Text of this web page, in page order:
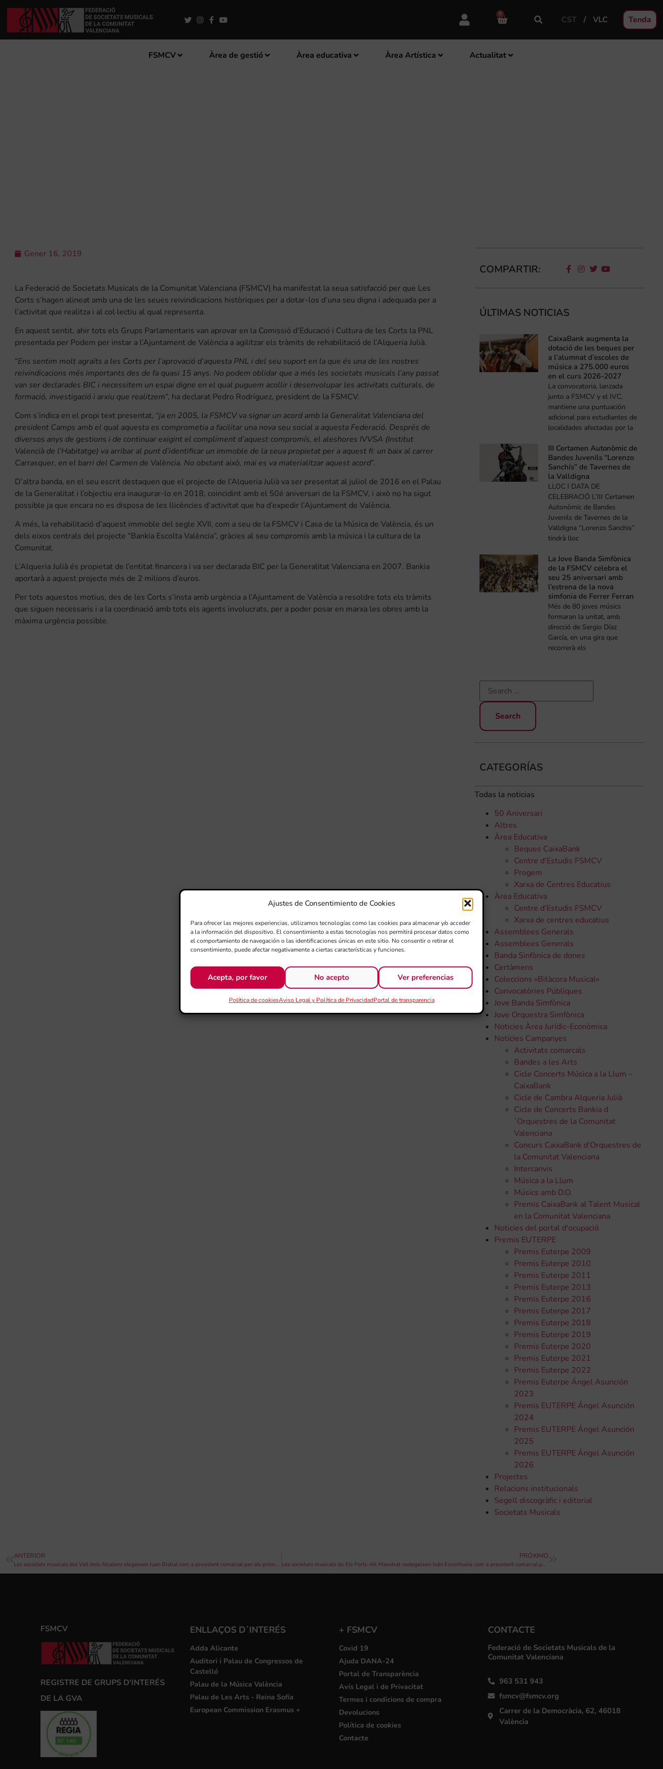
Ajustes de Consentimiento de Cookies
Para ofrecer las mejores experiencias, utilizamos tecnologías como las cookies para almacenar y/o acceder
a la información del dispositivo. El consentimiento a estas tecnologías nos permitirá procesar datos como
el comportamiento de navegación o las identificaciones únicas en este sitio. No consentir o retirar el
consentimiento, puede afectar negativamente a ciertas características y funciones.
Acepta, por favor No acepto Ver preferencias
Política de cookiesAviso Legal y Política de PrivacidadPortal de transparencia
0
CST VLC Tenda
FSMCV Àrea de gestió Àrea educativa Àrea Artística Actualitat
Gener 16, 2019
La Federació de Societats Musicals de la Comunitat Valenciana (FSMCV) ha manifestat la seua satisfacció per que Les
Corts s’hagen alineat amb una de les seues reivindicacions històriques per a dotar-los d’una seu digna i adequada per a
l’activitat que realitza i al col·lectiu al qual representa.
En aquest sentit, ahir tots els Grups Parlamentaris van aprovar en la Comissió d’Educació i Cultura de les Corts la PNL
presentada per Podem per instar a l’Ajuntament de València a agilitzar els tràmits de rehabilitació de l’Alqueria Julià.
“Ens sentim molt agraïts a les Corts per l’aprovació d’aquesta PNL i del seu suport en la que és una de les nostres
reivindicacions més importants des de fa quasi 15 anys. No podem oblidar que a més les societats musicals l’any passat
van ser declarades BIC i necessitem un espai digne en el qual puguem acollir i desenvolupar les activitats culturals, de
formació, investigació i arxiu que realitzem”, ha declarat Pedro Rodríguez, president de la FSMCV.
Com s’indica en el propi text presentat, “ja en 2005, la FSMCV va signar un acord amb la Generalitat Valenciana del
president Camps amb el qual aquesta es comprometia a facilitar una nova seu social a aquesta Federació. Després de
diversos anys de gestions i de continuar exigint el compliment d’aquest compromís, el aleshores IVVSA (Institut
Valencià de l’Habitatge) va arribar al punt d’identificar un immoble de la seua propietat per a aquest fi: un baix al carrer
Carrasquer, en el barri del Carmen de València. No obstant això, mai es va materialitzar aquest acord”.
D’altra banda, en el seu escrit destaquen que el projecte de l’Alqueria Julià va ser presentat al juliol de 2016 en el Palau
de la Generalitat i l’objectiu era inaugurar-lo en 2018, coincidint amb el 50é aniversari de la FSMCV, i això no ha sigut
possible ja que encara no es disposa de les llicències d’activitat que ha d’expedir l’Ajuntament de València.
A més, la rehabilitació d’aquest immoble del segle XVII, com a seu de la FSMCV i Casa de la Música de València, és un
dels eixos centrals del projecte “Bankia Escolta València”, gràcies al seu compromís amb la música i la cultura de la
Comunitat.
L’Alqueria Julià és propietat de l’entitat financera i va ser declarada BIC per la Generalitat Valenciana en 2007. Bankia
aportarà a aquest projecte més de 2 milions d’euros.
Per tots aquestos motius, des de les Corts s’insta amb urgència a l’Ajuntament de València a resoldre tots els tràmits
que siguen necessaris i a la coordinació amb tots els agents involucrats, per a poder posar en marxa les obres amb la
màxima urgència possible.
COMPARTIR:
ÚLTIMAS NOTICIAS
CaixaBank augmenta la
dotació de les beques per
a l’alumnat d’escoles de
música a 275.000 euros
en el curs 2026-2027
La convocatoria, lanzada
junto a FSMCV y el IVC,
mantiene una puntuación
adicional para estudiantes de
localidades afectadas por la
III Certamen Autonòmic de
Bandes Juvenils “Lorenzo
Sanchís” de Tavernes de
la Valldigna
LLOC I DATA DE
CELEBRACIÓ L’III Certamen
Autonòmic de Bandes
Juvenils de Tavernes de la
Valldigna “Lorenzo Sanchis”
tindrà lloc
La Jove Banda Simfònica
de la FSMCV celebra el
seu 25 aniversari amb
l’estrena de la nova
simfonia de Ferrer Ferran
Més de 80 joves músics
formaran la unitat, amb
direcció de Sergio Díaz
García, en una gira que
recorrerà els
CATEGORÍAS
Todas la noticias
50 Aniversari
Altres
Àrea Educativa
Beques CaixaBank
Centre d'Estudis FSMCV
Progem
Xarxa de Centres Educatius
Àrea Educativa
Centre d'Estudis FSMCV
Xarxa de centres educatius
Assemblees Generals
Assemblees Generals
Banda Sinfònica de dones
Certàmens
Coleccions «Bitàcora Musical»
Convocatòries Públiques
Jove Banda Simfònica
Jove Orquestra Simfònica
Noticies Àrea Jurídic-Econòmica
Notícies Campanyes
Activitats comarcals
Bandes a les Arts
Cicle Concerts Música a la Llum –
CaixaBank
Cicle de Cambra Alqueria Julià
Cicle de Concerts Bankia d
´Orquestres de la Comunitat
Valenciana
Concurs CaixaBank d'Orquestres de
la Comunitat Valenciana
Intercanvis
Música a la Llum
Músics amb D.O.
Premis CaixaBank al Talent Musical
en la Comunitat Valenciana
Noticies del portal d'ocupació
Premis EUTERPE
Premis Euterpe 2009
Premis Euterpe 2010
Premis Euterpe 2011
Premis Euterpe 2013
Premis Euterpe 2016
Premis Euterpe 2017
Premis Euterpe 2018
Premis Euterpe 2019
Premis Euterpe 2020
Premis Euterpe 2021
Premis Euterpe 2022
Premis Euterpe Ángel Asunción
2023
Premis EUTERPE Ángel Asunción
2024
Premis EUTERPE Ángel Asunción
2025
Premis EUTERPE Ángel Asunción
2026
Projectes
Relacions institucionals
Segell discogràfic i editorial
Societats Musicals
ANTERIOR
Les societats musicals del Vall dels Alcalans elegeixen Juan Bisbal com a president comarcal per als pròxims quatre anys
PRÓXIMO
Les societats musicals de Els Ports-Alt Maestrat reelegeixen Iván Escorihuela com a president comarcal per als pròxims quatre anys
FSMCV
REGISTRE DE GRUPS D'INTERÉS
DE LA GVA
ENLLAÇOS D´INTERÉS
Adda Alicante
Auditori i Palau de Congressos de
Castelló
Palau de la Música València
Palau de Les Arts - Reina Sofía
European Commission Erasmus +
+ FSMCV
Covid 19
Ajuda DANA-24
Portal de Transparència
Avís Legal i de Privacitat
Termes i condicions de compra
Devolucions
Política de cookies
Contacte
CONTACTE
Federació de Societats Musicals de la
Comunitat Valenciana
963 531 943
fsmcv@fsmcv.org
Carrer de la Democràcia, 62, 46018
València